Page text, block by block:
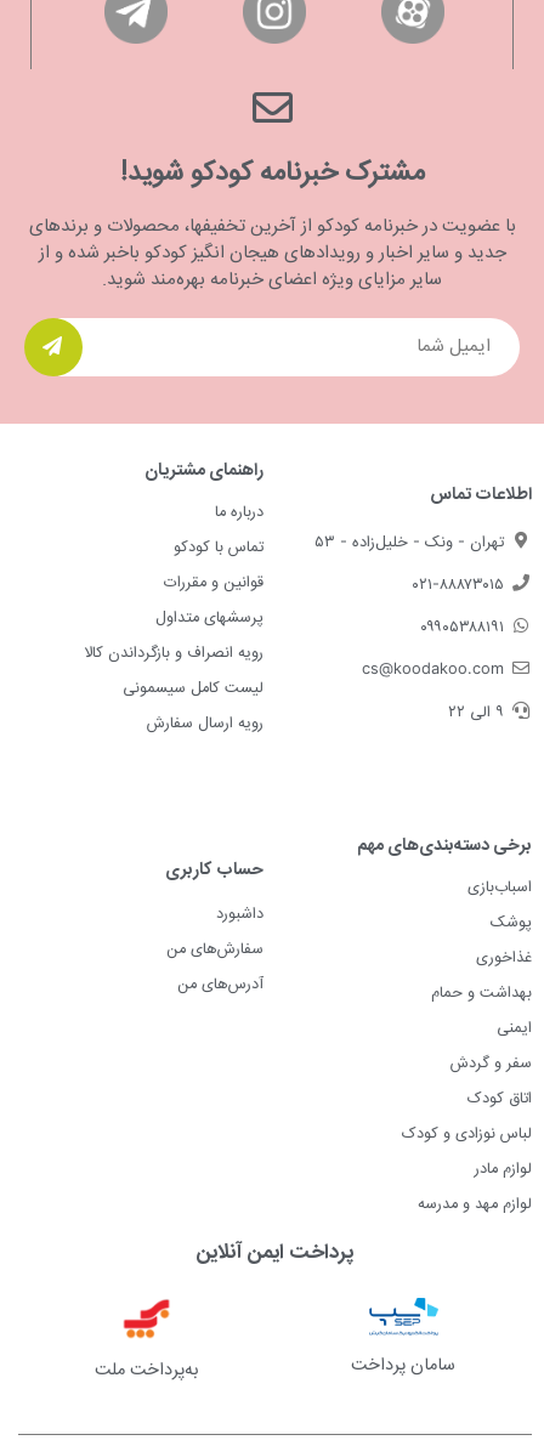
مشترک خبرنامه کودکو شوید!
با عضویت در خبرنامه کودکو از آخرین تخفیفها، محصولات و برندهای
جدید و سایر اخبار و رویدادهای هیجان انگیز کودکو باخبر شده و از
سایر مزایای ویژه اعضای خبرنامه بهره‌مند شوید.
اطلاعات تماس
تهران - ونک - خلیل‌زاده - ۵۳
۰۲۱-۸۸۸۷۳۰۱۵
۰۹۹۰۵۳۸۸۱۹۱
cs@koodakoo.com
۹ الی ۲۲
راهنمای مشتریان
درباره ما
تماس با کودکو
قوانین و مقررات
پرسشهای متداول
رویه انصراف و بازگرداندن کالا
لیست کامل سیسمونی
رویه ارسال سفارش
برخی دسته‌بندی‌های مهم
اسباب‌بازی
پوشک
غذاخوری
بهداشت و حمام
ایمنی
سفر و گردش
اتاق کودک
لباس نوزادی و کودک
لوازم مادر
لوازم مهد و مدرسه
حساب کاربری
داشبورد
سفارش‌های من
آدرس‌های من
پرداخت ایمن آنلاین
سامان پرداخت به‌پرداخت ملت